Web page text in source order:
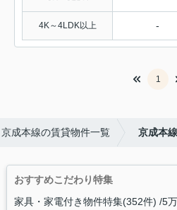
4K～4LDK以上 -
1
京成本線の賃貸物件一覧 京成本
おすすめこだわり特集
家具・家電付き物件特集(352件) 5